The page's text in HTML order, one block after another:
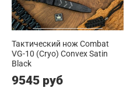
Тактический нож Combat
VG-10 (Cryo) Convex Satin
Black
9545 руб